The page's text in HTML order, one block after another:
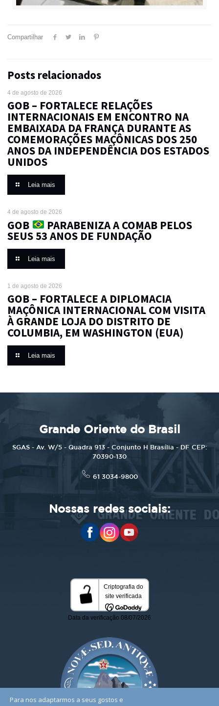
Compartilhar
Posts relacionados
4 de agosto de 2026
GOB – FORTALECE RELAÇÕES
INTERNACIONAIS EM ENCONTRO NA
EMBAIXADA DA FRANÇA DURANTE AS
COMEMORAÇÕES MAÇÔNICAS DOS 250
ANOS DA INDEPENDÊNCIA DOS ESTADOS
UNIDOS
Leia mais
4 de agosto de 2026
GOB PARABENIZA A COMAB PELOS
SEUS 53 ANOS DE FUNDAÇÃO
Leia mais
1 de agosto de 2026
GOB – FORTALECE A DIPLOMACIA
MAÇÔNICA INTERNACIONAL COM VISITA
À GRANDE LOJA DO DISTRITO DE
COLUMBIA, EM WASHINGTON (EUA)
Leia mais
Grande Oriente do Brasil
SGAS - Av. W/5 - Quadra 913 - Conjunto H Brasília - DF CEP:
70390-130
61 3034-9800
Nossas redes sociais:
Para nos adaptarmos a seus gostos e